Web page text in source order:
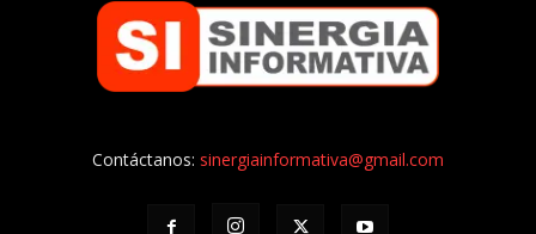
Contáctanos: sinergiainformativa@gmail.com